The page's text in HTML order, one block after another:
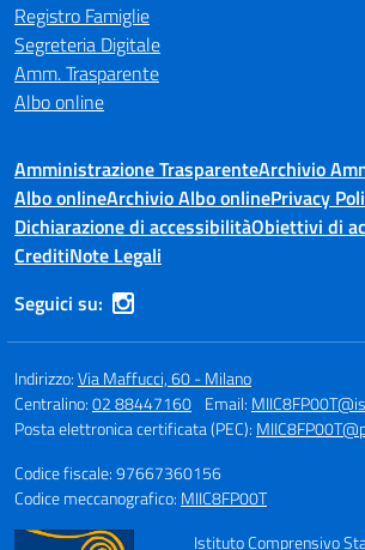
Registro Famiglie
Segreteria Digitale
Amm. Trasparente
Albo online
Amministrazione TrasparenteArchivio
Albo onlineArchivio Albo onlinePrivacy
Dichiarazione di accessibilitàObiettivi di
CreditiNote Legali
Seguici su:
Indirizzo:Via Maffucci, 60 - Milano
Centralino:02 88447160 Email:
Posta elettronica certificata (PEC):
Codice fiscale: 97667360156
Codice meccanografico: MIIC8FP00T
Istituto Comprensivo